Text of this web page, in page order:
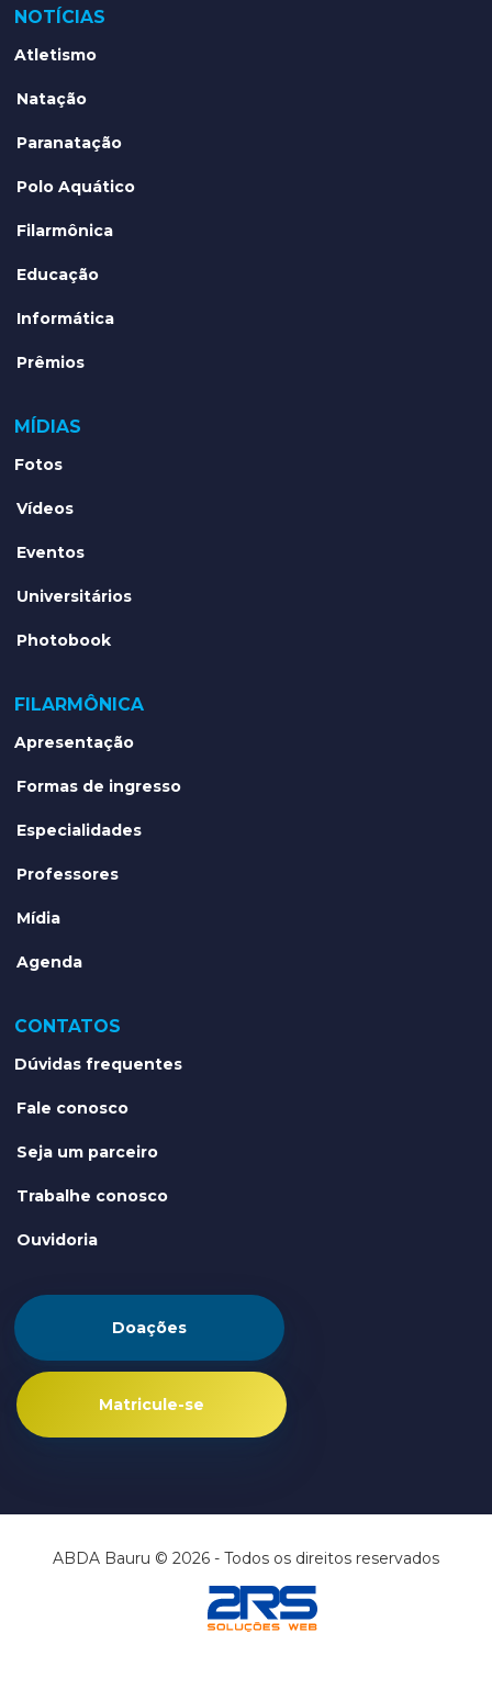
NOTÍCIAS
Atletismo
Natação
Paranatação
Polo Aquático
Filarmônica
Educação
Informática
Prêmios
MÍDIAS
Fotos
Vídeos
Eventos
Universitários
Photobook
FILARMÔNICA
Apresentação
Formas de ingresso
Especialidades
Professores
Mídia
Agenda
CONTATOS
Dúvidas frequentes
Fale conosco
Seja um parceiro
Trabalhe conosco
Ouvidoria
Doações
Matricule-se
ABDA Bauru © 2026 - Todos os direitos reservados